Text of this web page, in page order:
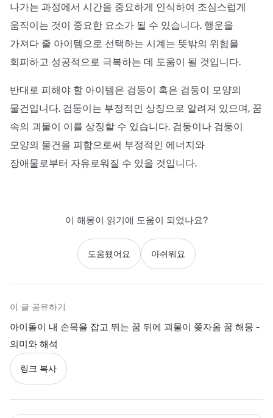
나가는 과정에서 시간을 중요하게 인식하여 조심스럽게
움직이는 것이 중요한 요소가 될 수 있습니다. 행운을
가져다 줄 아이템으로 선택하는 시계는 뜻밖의 위험을
회피하고 성공적으로 극복하는 데 도움이 될 것입니다.
반대로 피해야 할 아이템은 검둥이 혹은 검둥이 모양의
물건입니다. 검둥이는 부정적인 상징으로 알려져 있으며, 꿈
속의 괴물이 이를 상징할 수 있습니다. 검둥이나 검둥이
모양의 물건을 피함으로써 부정적인 에너지와
장애물로부터 자유로워질 수 있을 것입니다.
이 해몽이 읽기에 도움이 되었나요?
도움됐어요 아쉬워요
이 글 공유하기
아이돌이 내 손목을 잡고 뛰는 꿈 뒤에 괴물이 쫒자옴 꿈 해몽 -
의미와 해석
링크 복사